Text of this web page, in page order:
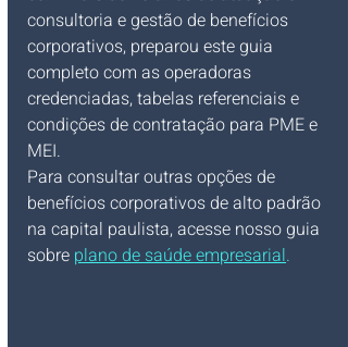
consultoria e gestão de benefícios
corporativos, preparou este guia
completo com as operadoras
credenciadas, tabelas referenciais e
condições de contratação para PME e
MEI.
Para consultar outras opções de
benefícios corporativos de alto padrão
na capital paulista, acesse nosso guia
sobre plano de saúde empresarial.